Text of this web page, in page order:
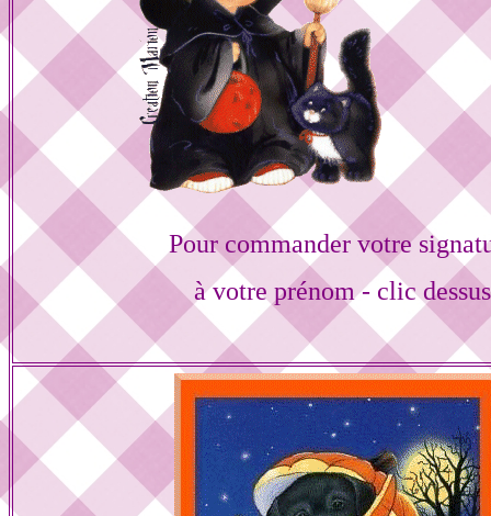
Pour commander votre
à votre prénom - clic dessus